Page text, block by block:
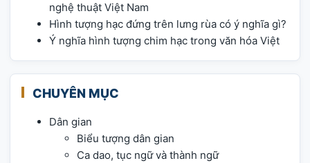
nghệ thuật Việt Nam
Hình tượng hạc đứng trên lưng rùa có ý nghĩa gì?
Ý nghĩa hình tượng chim hạc trong văn hóa Việt
CHUYÊN MỤC
Dân gian
Biểu tượng dân gian
Ca dao, tục ngữ và thành ngữ